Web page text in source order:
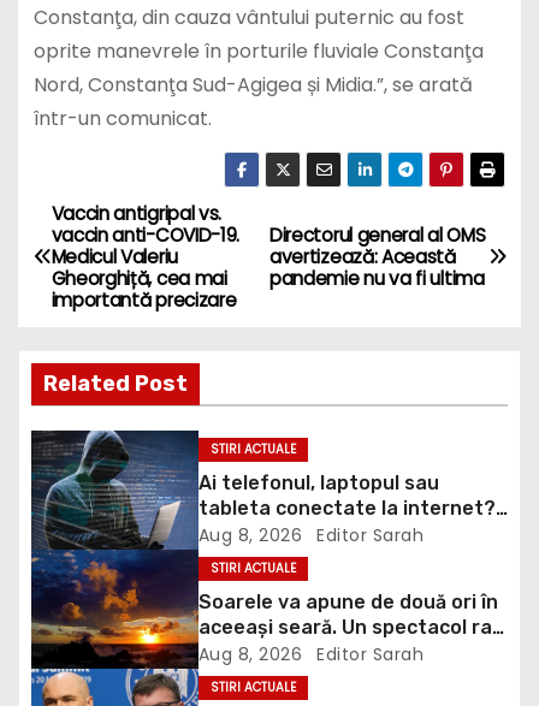
Constanţa, din cauza vântului puternic au fost
oprite manevrele în porturile fluviale Constanţa
Nord, Constanţa Sud-Agigea și Midia.”, se arată
într-un comunicat.
P
o
t
n
a
v
i
g
a
Directorul general al OMS
avertizează: Această
pandemie nu va fi ultima
Vaccin antigripal vs.
vaccin anti-COVID-19.
Medicul Valeriu
Gheorghiță, cea mai
importantă precizare
Related Post
STIRI ACTUALE
Ai telefonul, laptopul sau
tableta conectate la internet?
DNSC avertizează asupra unui
risc pe care mulți utilizatori îl
ignoră
Aug 8, 2026 Editor Sarah
STIRI ACTUALE
Soarele va apune de două ori în
aceeași seară. Un spectacol rar
va întrerupe liniștea unui sat
din Europa
Aug 8, 2026 Editor Sarah
STIRI ACTUALE